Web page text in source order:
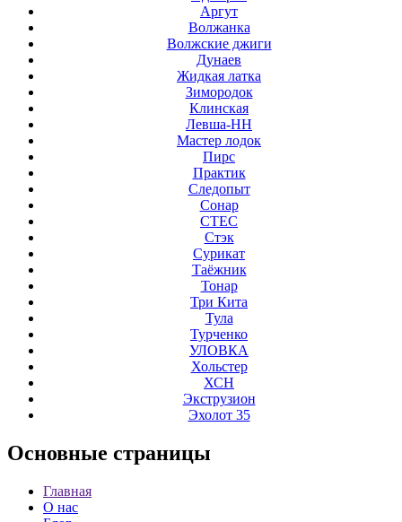
Аргут
Волжанка
Волжские джиги
Дунаев
Жидкая латка
Зимородок
Клинская
Левша-НН
Мастер лодок
Пирс
Практик
Следопыт
Сонар
СТЕС
Стэк
Сурикат
Таёжник
Тонар
Три Кита
Тула
Турченко
УЛОВКА
Хольстер
ХСН
Экструзион
Эхолот 35
Основные страницы
Главная
О нас